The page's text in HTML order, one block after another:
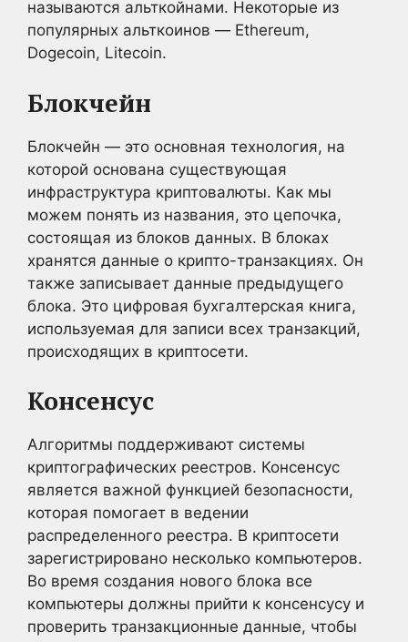
называются альткойнами. Некоторые из
популярных альткоинов — Ethereum,
Dogecoin, Litecoin.
Блокчейн
Блокчейн — это основная технология, на
которой основана существующая
инфраструктура криптовалюты. Как мы
можем понять из названия, это цепочка,
состоящая из блоков данных. В блоках
хранятся данные о крипто-транзакциях. Он
также записывает данные предыдущего
блока. Это цифровая бухгалтерская книга,
используемая для записи всех транзакций,
происходящих в криптосети.
Консенсус
Алгоритмы поддерживают системы
криптографических реестров. Консенсус
является важной функцией безопасности,
которая помогает в ведении
распределенного реестра. В криптосети
зарегистрировано несколько компьютеров.
Во время создания нового блока все
компьютеры должны прийти к консенсусу и
проверить транзакционные данные, чтобы